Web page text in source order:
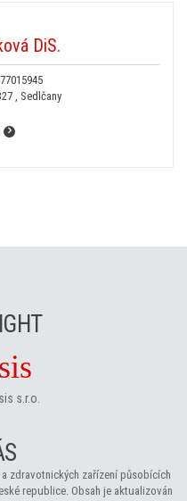
DiS.
, Sedlčany
s.r.o.
zdravotnických zařízení působících
republice. Obsah je aktualizován